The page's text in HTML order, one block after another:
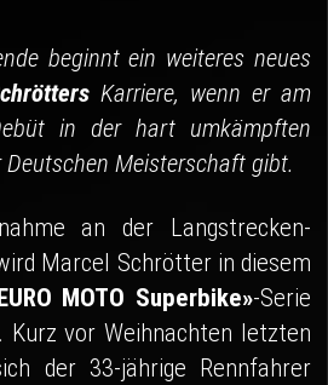
beginnt ein weiteres neues
Karriere, wenn er am
in der hart umkämpften
Deutschen Meisterschaft gibt.
an der Langstrecken-
Marcel Schrötter in diesem
MOTO Superbike»-Serie
Kurz vor Weihnachten letzten
der 33-jährige Rennfahrer